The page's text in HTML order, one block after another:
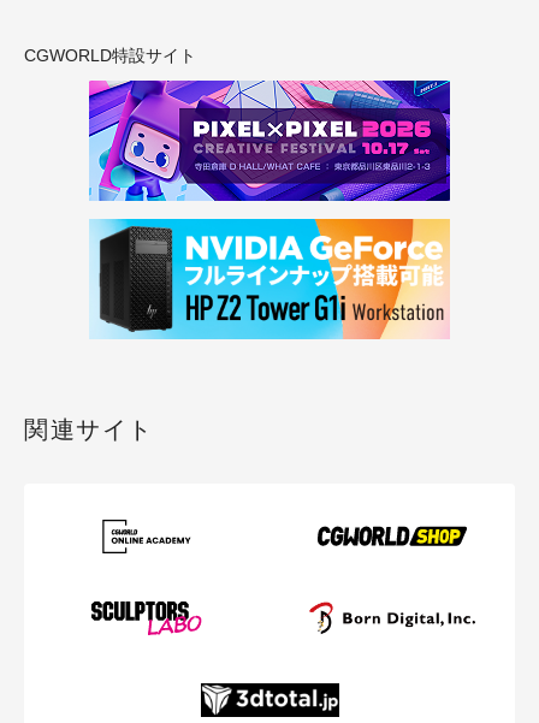
CGWORLD特設サイト
関連サイト